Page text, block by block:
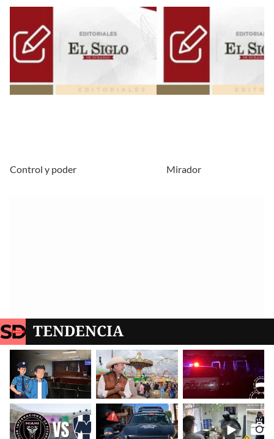
Control y poder Mirador
TENDENCIA